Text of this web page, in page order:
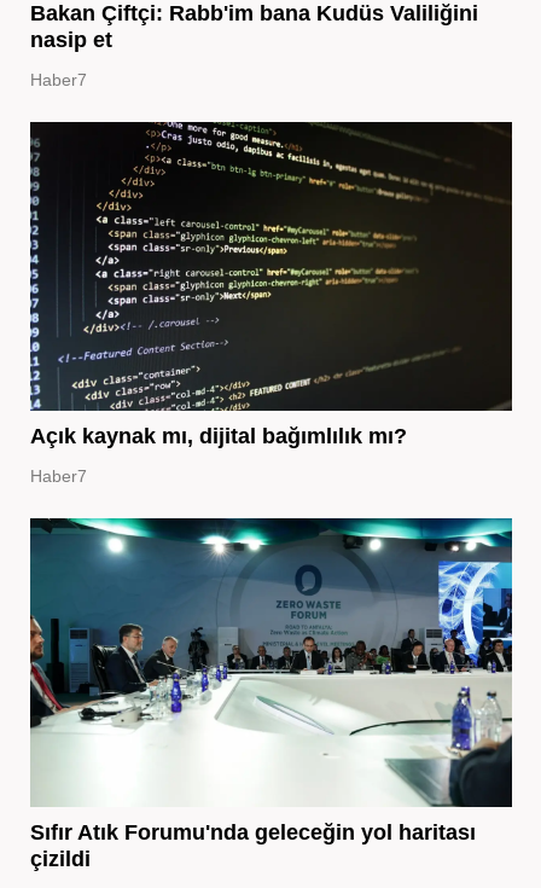
Bakan Çiftçi: Rabb'im bana Kudüs Valiliğini
nasip et
Haber7
Açık kaynak mı, dijital bağımlılık mı?
Haber7
Sıfır Atık Forumu'nda geleceğin yol haritası
çizildi